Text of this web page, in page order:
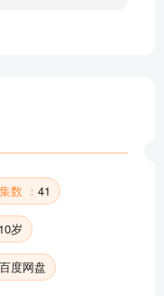
完整音频
集数 ： 41
岁
百度网盘